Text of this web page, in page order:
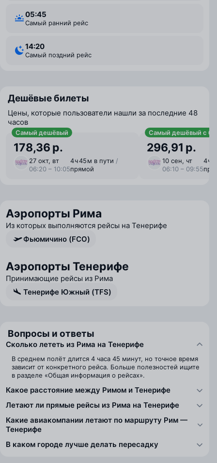
05:45
Самый ранний рейс
14:20
Самый поздний рейс
Дешёвые билеты
Цены, которые пользователи нашли за последние 48
часов
Самый дешёвый
178,36 р.
27 окт, вт
06:20 – 10:05
4 ⁠ч 45 ⁠м в пути /
прямой
Самый дешёвый с
296,91 р.
10 сен, чт
06:10 – 09:55
4 ⁠ч
Аэропорты Рима
Из которых выполняются рейсы на Тенерифе
Фьюмичино (FCO)
Аэропорты Тенерифе
Принимающие рейсы из Рима
Тенерифе Южный (TFS)
Вопросы и ответы
Сколько лететь из Рима на Тенерифе
В среднем полёт длится 4 часа 45 минут, но точное время
зависит от конкретного рейса. Больше полезностей ищите
в разделе «Общая информация о рейсах».
Какое расстояние между Римом и Тенерифе
Летают ли прямые рейсы из Рима на Тенерифе
Какие авиакомпании летают по маршруту Рим —
Тенерифе
В каком городе лучше делать пересадку